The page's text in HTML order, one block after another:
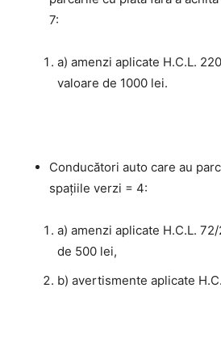
7:
a) amenzi aplicate H.C.L.
valoare de 1000 lei.
Conducători auto care au
spațiile verzi = 4:
a) amenzi aplicate H.C.L.
de 500 lei,
b) avertismente aplicate